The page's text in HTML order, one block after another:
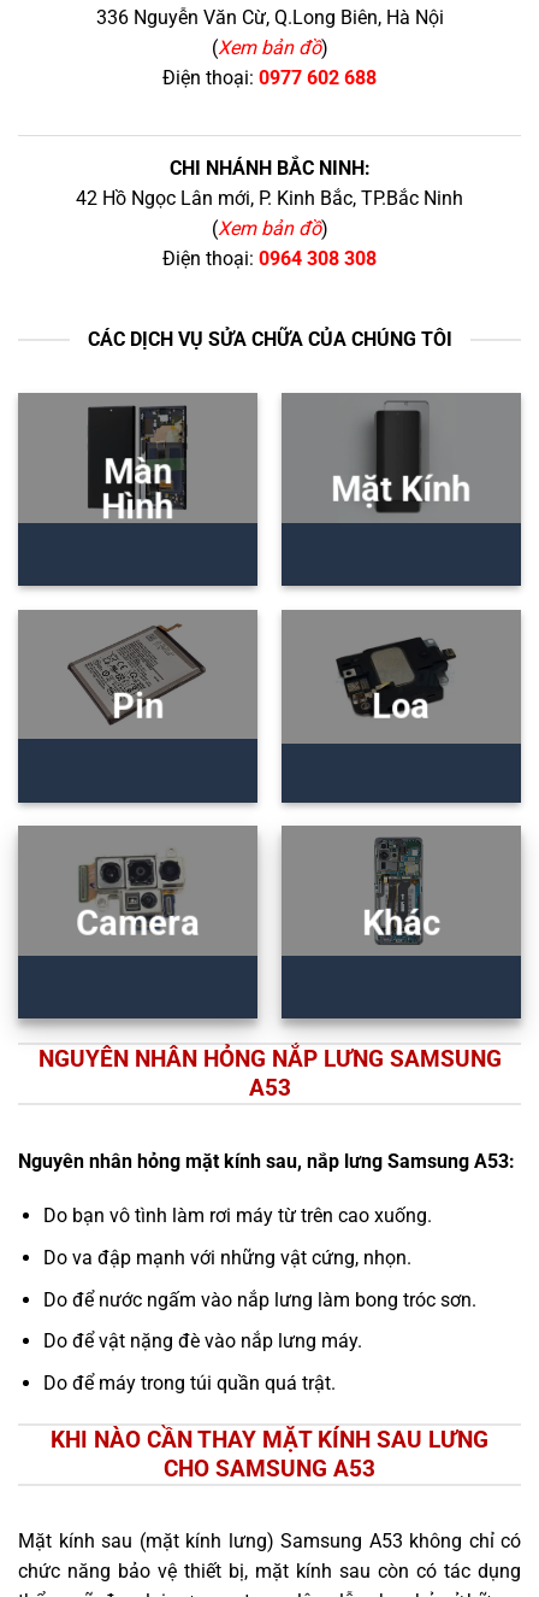
336 Nguyễn Văn Cừ, Q.Long Biên, Hà Nội
(Xem bản đồ)
Điện thoại: 0977 602 688
CHI NHÁNH BẮC NINH:
42 Hồ Ngọc Lân mới, P. Kinh Bắc, TP.Bắc Ninh
(Xem bản đồ)
Điện thoại: 0964 308 308
CÁC DỊCH VỤ SỬA CHỮA CỦA CHÚNG TÔI
Màn
Hình
Mặt Kính
Pin Loa
Camera Khác
NGUYÊN NHÂN HỎNG NẮP LƯNG SAMSUNG
A53
Nguyên nhân hỏng mặt kính sau, nắp lưng Samsung A53:
Do bạn vô tình làm rơi máy từ trên cao xuống.
Do va đập mạnh với những vật cứng, nhọn.
Do để nước ngấm vào nắp lưng làm bong tróc sơn.
Do để vật nặng đè vào nắp lưng máy.
Do để máy trong túi quần quá trật.
KHI NÀO CẦN THAY MẶT KÍNH SAU LƯNG
CHO SAMSUNG A53
Mặt kính sau (mặt kính lưng) Samsung A53 không chỉ có
chức năng bảo vệ thiết bị, mặt kính sau còn có tác dụng